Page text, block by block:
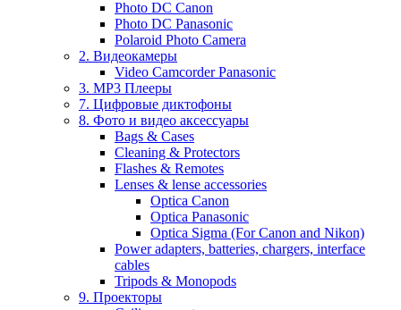
Photo DC Canon
Photo DC Panasonic
Polaroid Photo Camera
2. Видеокамеры
Video Camcorder Panasonic
3. MP3 Плееры
7. Цифровые диктофоны
8. Фото и видео аксессуары
Bags & Cases
Cleaning & Protectors
Flashes & Remotes
Lenses & lense accessories
Optica Canon
Optica Panasonic
Optica Sigma (For Canon and Nikon)
Power adapters, batteries, chargers, interface
cables
Tripods & Monopods
9. Проекторы